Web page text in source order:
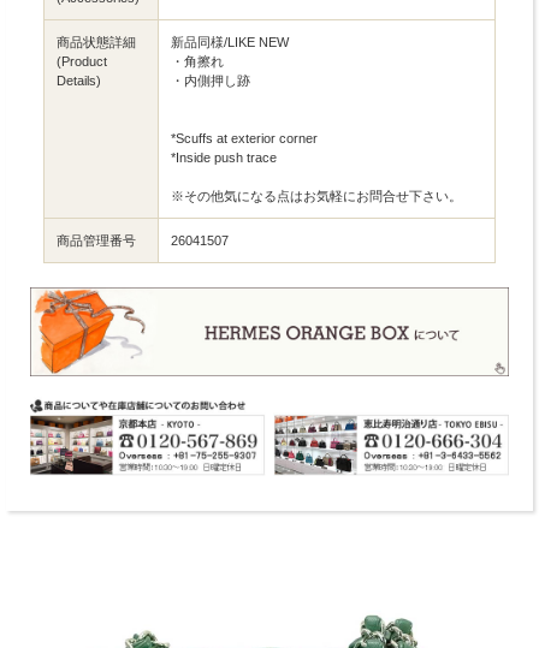
商品状態詳細
(Product
Details)
新品同様/LIKE NEW
・角擦れ
・内側押し跡
*Scuffs at exterior corner
*Inside push trace
※その他気になる点はお気軽にお問合せ下さい。
商品管理番号 26041507